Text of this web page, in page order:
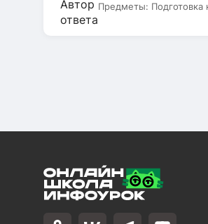
Предметы: Подготовка